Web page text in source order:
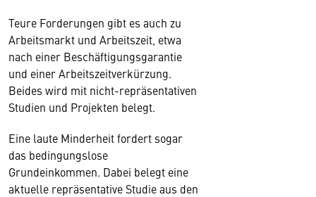
Teure Forderungen gibt es auch zu
Arbeitsmarkt und Arbeitszeit, etwa
nach einer Beschäftigungsgarantie
und einer Arbeitszeitverkürzung.
Beides wird mit nicht-repräsentativen
Studien und Projekten belegt.
Eine laute Minderheit fordert sogar
das bedingungslose
Grundeinkommen. Dabei belegt eine
aktuelle repräsentative Studie aus den